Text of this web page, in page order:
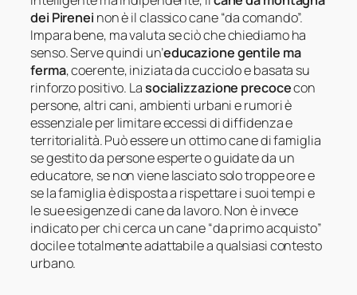
dei Pirenei non è il classico cane “da comando”.
Impara bene, ma valuta se ciò che chiediamo ha
senso. Serve quindi un’educazione gentile ma
ferma, coerente, iniziata da cucciolo e basata su
rinforzo positivo. Lasocializzazione precocecon
persone, altri cani, ambienti urbani e rumori è
essenziale per limitare eccessi di diffidenza e
territorialità. Può essere un ottimo cane di famiglia
se gestito da persone esperte o guidate da un
educatore, se non viene lasciato solo troppe ore e
se la famiglia è disposta a rispettare i suoi tempi e
le sue esigenze di cane da lavoro. Non è invece
indicato per chi cerca un cane “da primo acquisto”
docile e totalmente adattabile a qualsiasi contesto
urbano.